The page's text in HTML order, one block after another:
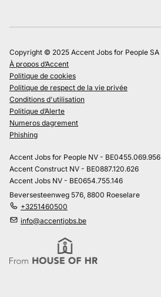
Copyright © 2025 Accent Jobs for People SA
À propos d’Accent
Politique de cookies
Politique de respect de la vie privée
Conditions d'utilisation
Politique d’Alerte
Numeros dagrement
Phishing
Accent Jobs for People NV - BE0455.069.956
Accent Construct NV - BE0887.120.626
Accent Jobs NV - BE0654.755.146
Beversesteenweg 576, 8800 Roeselare
+3251460500
info@accentjobs.be